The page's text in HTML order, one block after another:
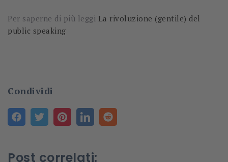
Per saperne di più leggi La rivoluzione (gentile) del
public speaking
Condividi
Post correlati: